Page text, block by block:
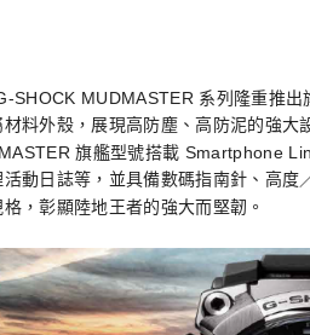
SHOCK MUDMASTER 系列隆重推出
料外殼， 展現高防塵、高防泥的強大
旗艦型號搭載 Smartphone
動日誌等， 並具備數碼指南針、高度
，彰顯陸地王者的強大而堅韌。